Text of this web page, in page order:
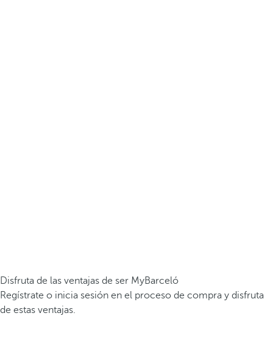
Disfruta de las ventajas de ser MyBarceló
Regístrate o inicia sesión en el proceso de compra y disfruta
de estas ventajas.